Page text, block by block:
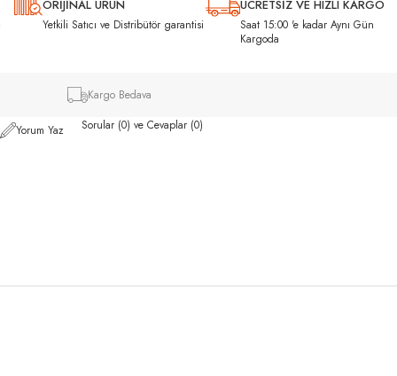
ORİJİNAL ÜRÜN
Yetkili Satıcı ve Distribütör garantisi
ÜCRETSİZ VE HIZLI KARGO
Saat 15:00 'e kadar Aynı Gün
Kargoda
Kargo Bedava
Yorum Yaz Sorular (0) ve Cevaplar (0)